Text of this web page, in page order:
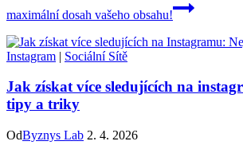
maximální dosah vašeho obsahu!
Instagram | Sociální Sítě
Jak získat více sledujících na
tipy a triky
OdByznys Lab 2. 4. 2026